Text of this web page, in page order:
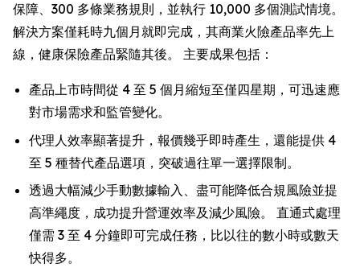
保障、300 多條業務規則，並執行 10,000 多個測試情境。
解決方案僅耗時九個月就即完成，其商業火險產品率先上
線，健康保險產品緊隨其後。 主要成果包括：
產品上市時間從 4 至 5 個月縮短至僅四星期，可迅速應
對市場需求和監管變化。
代理人效率顯著提升，報價幾乎即時產生，還能提供 4
至 5 種替代產品選項，突破過往單一選擇限制。
透過大幅減少手動數據輸入、盡可能降低合規風險並提
高準繩度，成功提升營運效率及減少風險。 直通式處理
僅需 3 至 4 分鐘即可完成任務，比以往的數小時或數天
快得多。